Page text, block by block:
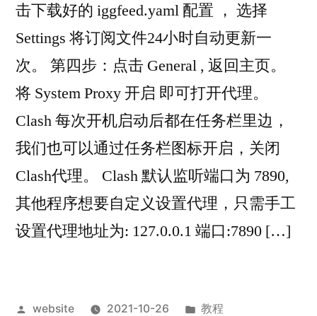
击下载好的 iggfeed.yaml 配置 ， 选择
Settings 将订阅文件24小时自动更新一
次。 第四步：点击 General , 返回主页。
将 System Proxy 开启 即可打开代理。
Clash 每次开机启动后都在任务栏里边，
我们也可以通过任务栏图标开启，关闭
Clash代理。 Clash 默认监听端口为 7890,
其他程序想要自定义设置代理，只需手工
设置代理地址为: 127.0.0.1 端口:7890 […]
Posted
website 2021-10-26
Posted
教程